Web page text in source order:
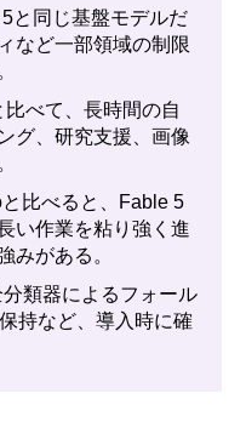
と同じ基盤モデルだ
など一部領域の制限
比べて、長時間の自
グ、研究支援、画像
比べると、Fable 5
い作業を粘り強く進
みがある。
類器によるフォール
持など、導入時に確